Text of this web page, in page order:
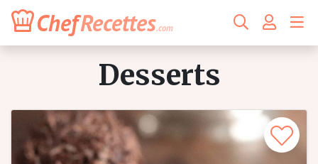
ChefRecettes.com
desserts